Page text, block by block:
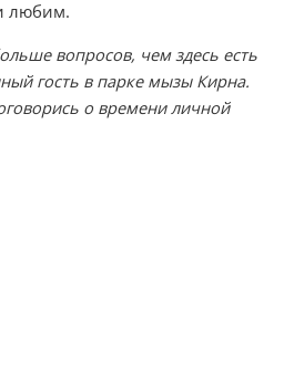
любим.
вопросов, чем здесь есть
гость в парке мызы Кирна.
о времени личной